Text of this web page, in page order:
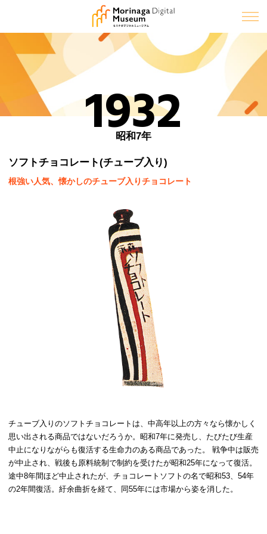
1932
昭和7年
ソフトチョコレート(チューブ入り)
根強い人気、懐かしのチューブ入りチョコレート
チューブ入りのソフトチョコレートは、中高年以上の方々なら懐かしく
思い出される商品ではないだろうか。昭和7年に発売し、たびたび生産
中止になりながらも復活する生命力のある商品であった。 戦争中は販売
が中止され、戦後も原料統制で制約を受けたが昭和25年になって復活。
途中8年間ほど中止されたが、チョコレートソフトの名で昭和53、54年
の2年間復活。紆余曲折を経て、同55年には市場から姿を消した。